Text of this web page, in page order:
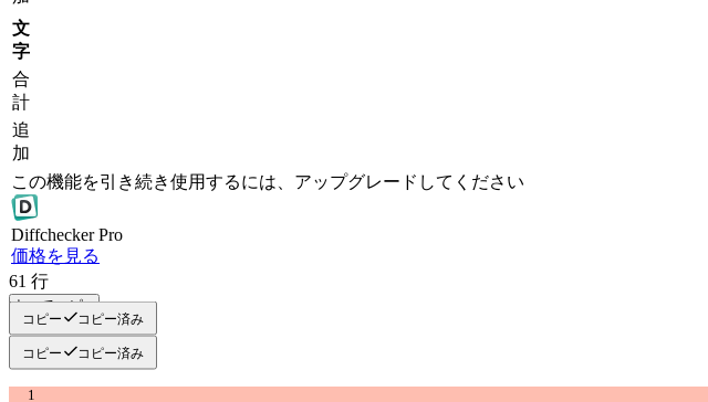
文
字
合
計
追
加
この機能を引き続き使用するには、アップグレードしてください
DiffcheckerPro
価格を見る
61 行
すべてコピー
コピー コピー済み
コピー コピー済み